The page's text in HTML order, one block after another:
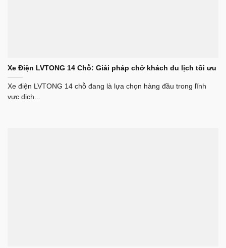
Xe Điện LVTONG 14 Chỗ: Giải pháp chở khách du lịch tối ưu
Xe điện LVTONG 14 chỗ đang là lựa chọn hàng đầu trong lĩnh
vực dịch...